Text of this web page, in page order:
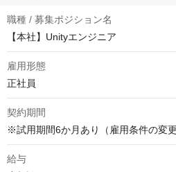
職種 / 募集ポジション名
【本社】Unityエンジニア
雇用形態
正社員
契約期間
※試用期間6か月あり（雇用条件の変更
給与